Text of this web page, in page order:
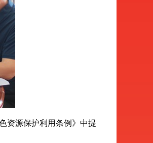
资源保护利用条例》中提